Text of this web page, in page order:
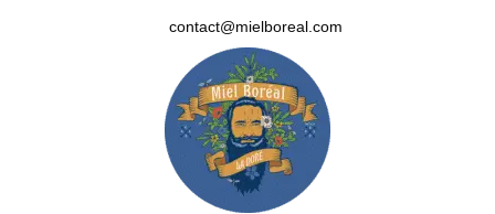
contact@mielboreal.com